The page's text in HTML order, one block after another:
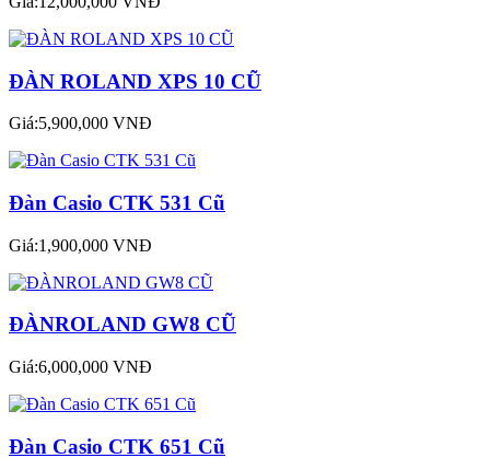
ĐÀN ROLAND XPS 10 CŨ
Giá:5,900,000 VNĐ
Đàn Casio CTK 531 Cũ
Giá:1,900,000 VNĐ
ĐÀNROLAND GW8 CŨ
Giá:6,000,000 VNĐ
Đàn Casio CTK 651 Cũ